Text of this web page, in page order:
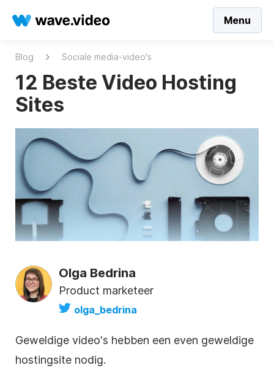
Menu
Blog Sociale media-video's
12 Beste Video Hosting
Sites
Olga Bedrina
Product marketeer
olga_bedrina
Geweldige video's hebben een even geweldige
hostingsite nodig.